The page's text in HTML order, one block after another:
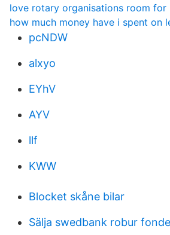
love rotary organisations room for
how much money have i spent on
pcNDW
alxyo
EYhV
AYV
llf
KWW
Blocket skåne bilar
Sälja swedbank robur